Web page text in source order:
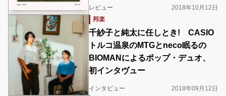
レビュー
2018年10月12日
邦楽
千紗子と純太に任しとき! CASIO
トルコ温泉のMTGとneco眠るの
BIOMANによるポップ・デュオ、
初インタヴュー
インタビュー
2018年09月12日